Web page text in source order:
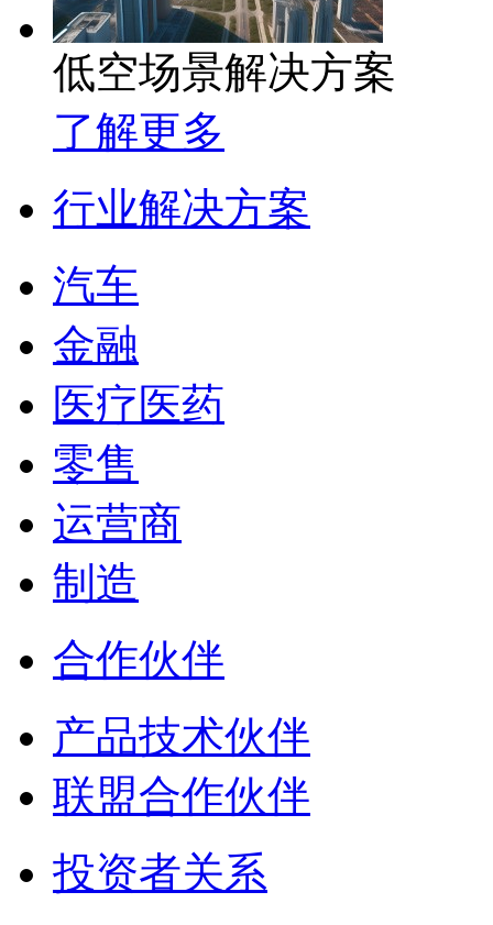
低空场景解决方案
了解更多
行业解决方案
汽车
金融
医疗医药
零售
运营商
制造
合作伙伴
产品技术伙伴
联盟合作伙伴
投资者关系